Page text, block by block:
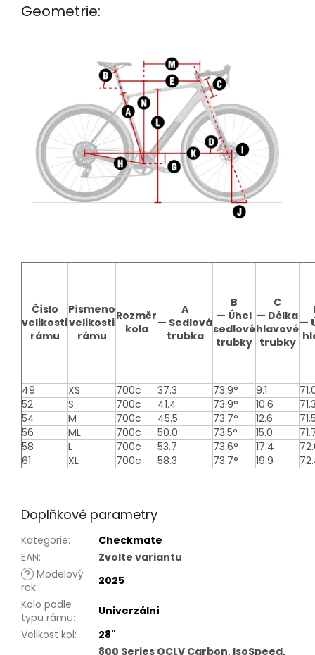
Geometrie:
Číslo
velikosti
rámu
Písmeno
velikosti
rámu
Rozměr
kola
A
— Sedlová
trubka
B
— Úhel
sedlové
trubky
C
— Délka
hlavové
trubky
—
49 XS 700c 37.3 73.9° 9.1
52
S 700c 41.4 73.9° 10.6
54
M 700c 45.5 73.7° 12.6
56
ML 700c 50.0 73.5° 15.0
58
L 700c 53.7 73.6° 17.4
61
XL 700c 58.3 73.7° 19.9
Doplňkové parametry
Kategorie:
Checkmate
EAN:
Zvolte variantu
? Modelový
rok:
2025
Kolo podle
typu rámu:
Univerzální
Velikost kol:
28"
800 Series OCLV Carbon, IsoSpeed,